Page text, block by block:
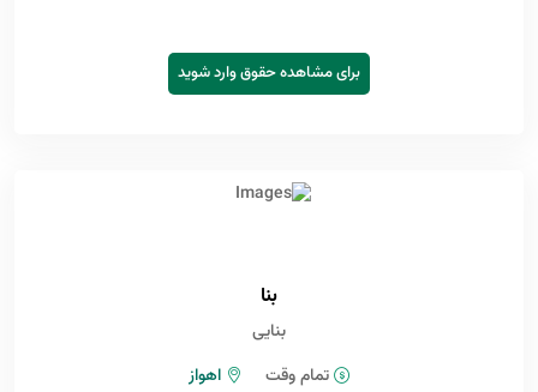
برای مشاهده حقوق وارد شوید
بنا
بنایی
تمام وقت
اهواز